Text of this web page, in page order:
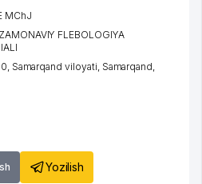
Yozilish
MChJ
FLEBOLOGIYA
Samarqand viloyati Samarqand